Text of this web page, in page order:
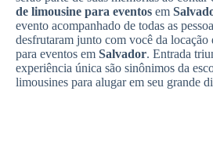
de limousine para eventos em
evento acompanhado de todas as
desfrutaram junto com você da locação
para eventos em Salvador. Entrada
experiência única são sinônimos da
limousines para alugar em seu grande